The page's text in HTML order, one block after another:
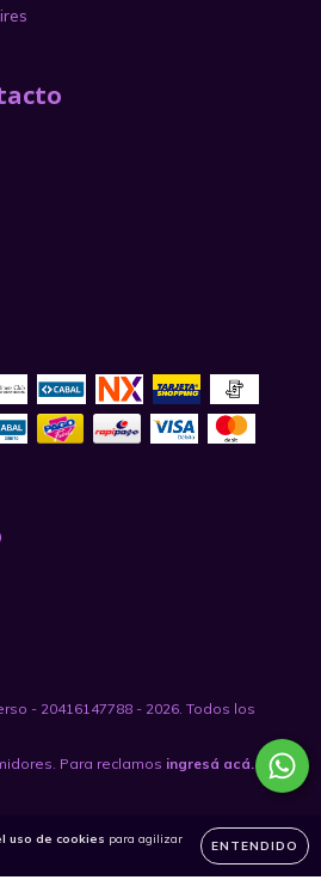
uso de cookies para agilizar
ENTENDIDO
- 20416147788 - 2026. Todos los
Para reclamos ingresá acá.